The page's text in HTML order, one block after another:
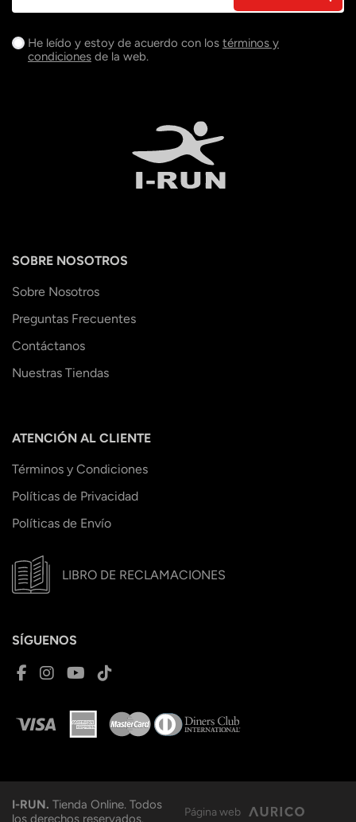
He leído y estoy de acuerdo con los términos y
condiciones de la web.
SOBRE NOSOTROS
Sobre Nosotros
Preguntas Frecuentes
Contáctanos
Nuestras Tiendas
ATENCIÓN AL CLIENTE
Términos y Condiciones
Políticas de Privacidad
Políticas de Envío
LIBRO DE RECLAMACIONES
SÍGUENOS
I-RUN. Tienda Online. Todos
los derechos reservados.
Página web